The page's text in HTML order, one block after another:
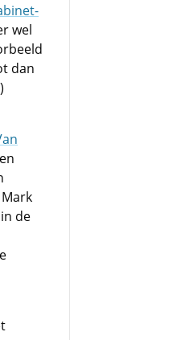
wel
dan
de